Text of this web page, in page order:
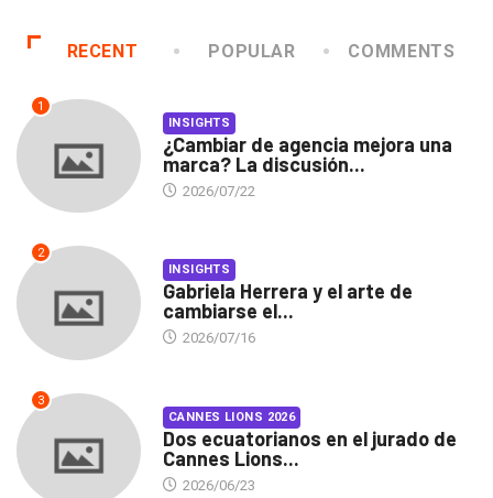
RECENT POPULAR COMMENTS
1
INSIGHTS
¿Cambiar de agencia mejora una
marca? La discusión...
2026/07/22
2
INSIGHTS
Gabriela Herrera y el arte de
cambiarse el...
2026/07/16
3
CANNES LIONS 2026
Dos ecuatorianos en el jurado de
Cannes Lions...
2026/06/23